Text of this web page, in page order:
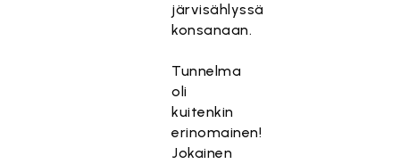
järvisählyssä
konsanaan.
Tunnelma
oli
kuitenkin
erinomainen!
Jokainen